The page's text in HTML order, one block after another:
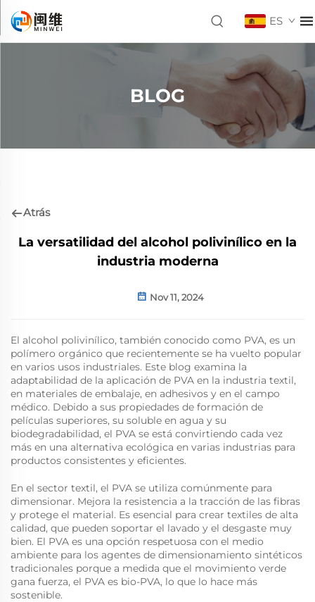
ES
BLOG
Atrás
La versatilidad del alcohol polivinílico en la
industria moderna
Nov 11, 2024
El alcohol polivinílico, también conocido como PVA, es un
polímero orgánico que recientemente se ha vuelto popular
en varios usos industriales. Este blog examina la
adaptabilidad de la aplicación de PVA en la industria textil,
en materiales de embalaje, en adhesivos y en el campo
médico. Debido a sus propiedades de formación de
películas superiores, su soluble en agua y su
biodegradabilidad, el PVA se está convirtiendo cada vez
más en una alternativa ecológica en varias industrias para
productos consistentes y eficientes.
En el sector textil, el PVA se utiliza comúnmente para
dimensionar. Mejora la resistencia a la tracción de las fibras
y protege el material. Es esencial para crear textiles de alta
calidad, que pueden soportar el lavado y el desgaste muy
bien. El PVA es una opción respetuosa con el medio
ambiente para los agentes de dimensionamiento sintéticos
tradicionales porque a medida que el movimiento verde
gana fuerza, el PVA es bio-PVA, lo que lo hace más
sostenible.